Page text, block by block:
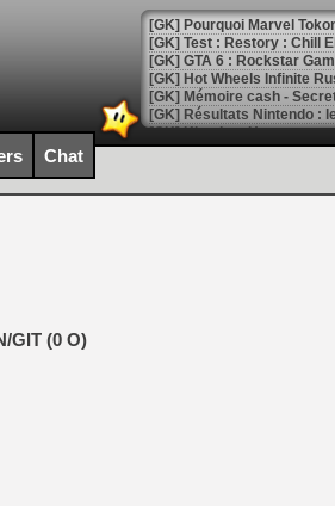
[GK] Pourquoi Marvel
[GK] Test : Restory : Chill
[GK] GTA 6 : Rockstar
[GK] Hot Wheels Infinite
[GK] Mémoire cash -
[GK] Résultats Nintendo :
[GK] Déjà des
[Mo5] Brickboy cherche à
[GK] Minecraft et ses «
[GK] Beast of
[GK] Ubisoft : fin de partie
[GK] Mémoire cash -
[GK] Dan Houser (GTA)
[GK] Comment EA Sports
[GK] Crimson Moon : un
[GK] Isle of Reveries : le
[GK] Moonlighter 2 : The
[GK] Capcom relance
[Mo5] Deux inédits du
[GK] Le beat'em up The
Chat
GIT (0 O)